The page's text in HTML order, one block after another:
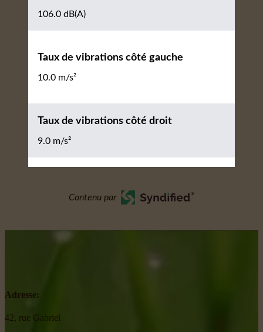
106.0 dB(A)
Taux de vibrations côté gauche
10.0 m/s²
Taux de vibrations côté droit
9.0 m/s²
Contenu par
Adresse:
42, rue Gabriel